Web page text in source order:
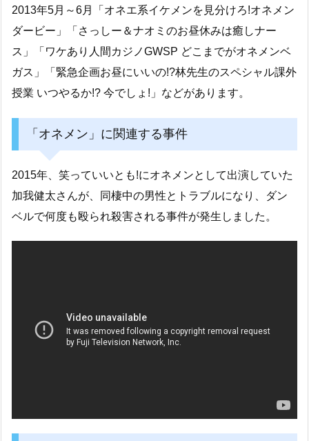
2013年5月～6月「オネエ系イケメンを見分けろ!オネメン
ダービー」「さっしー＆ナオミのお昼休みは癒しナー
ス」「ワケあり人間カジノGWSP どこまでがオネメンベ
ガス」「緊急企画お昼にいいの!?林先生のスペシャル課外
授業 いつやるか!? 今でしょ!」などがあります。
「オネメン」に関連する事件
2015年、笑っていいとも!にオネメンとして出演していた
加我健太さんが、同棲中の男性とトラブルになり、ダン
ベルで何度も殴られ殺害される事件が発生しました。